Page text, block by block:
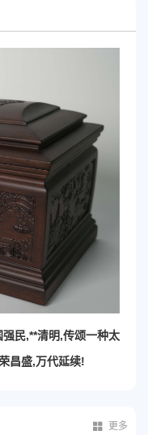
民,**清明,传颂一种太
昌盛,万代延续!
更多